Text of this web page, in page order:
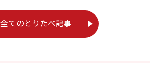
全てのとりたべ記事